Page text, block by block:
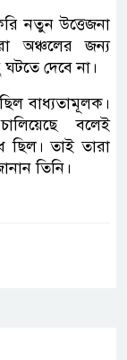
নতুন উত্তেজনা
অঞ্চলের জন্য
দেবে না।
বাধ্যতামূলক।
বলেই
ছিল। তাই তারা
তিনি।